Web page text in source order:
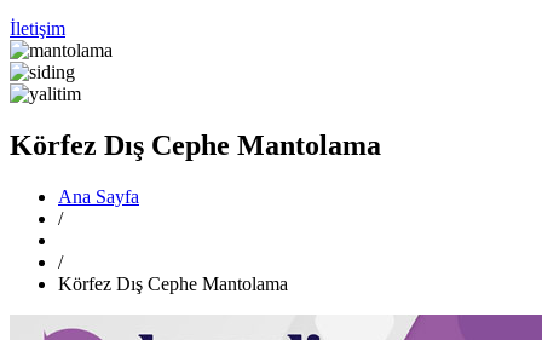
İletişim
Körfez Dış Cephe Mantolama
Ana Sayfa
/
/
Körfez Dış Cephe Mantolama